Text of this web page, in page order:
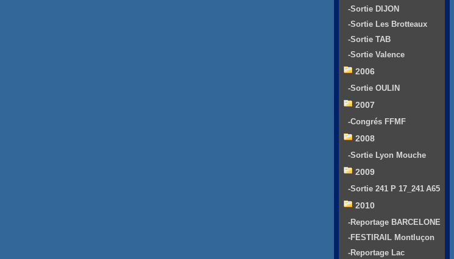
-Sortie DIJON
-Sortie Les Brotteaux
-Sortie TAB
-Sortie Valence
2006
-Sortie OULIN
2007
-Congrés FFMF
2008
-Sortie Lyon Mouche
2009
-Sortie 241 P 17_241 A65
2010
-Reportage BARCELONE
-FESTIRAIL Montluçon
-Reportage Lac